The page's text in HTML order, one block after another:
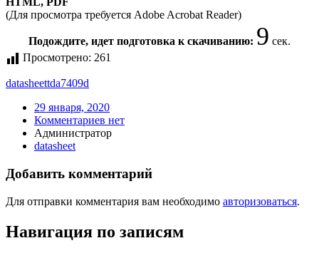
(Для просмотра требуется Adobe Acrobat Reader)
Подождите, идет подготовка к скачиванию: 9 сек.
Просмотрено: 261
datasheettda7409d
29 января, 2020
Комментариев нет
Администратор
datasheet
Добавить комментарий
Для отправки комментария вам необходимо авторизоваться.
Навигация по записям